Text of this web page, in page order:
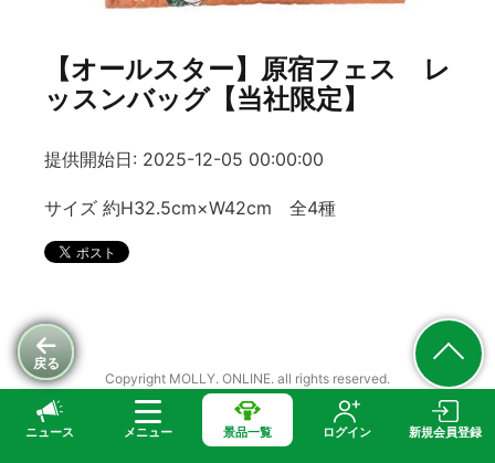
ニュース メニュー 景品一覧 ログイン 新規会員登録
戻る
【オールスター】原宿フェス レ
ッスンバッグ【当社限定】
提供開始日: 2025-12-05 00:00:00
サイズ 約H32.5cm×W42cm 全4種
Copyright MOLLY. ONLINE. all rights reserved.